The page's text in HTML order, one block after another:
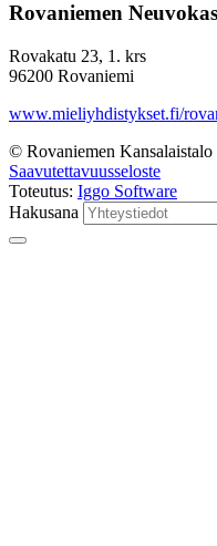
Rovaniemen Neuvokas
Rovakatu 23, 1. krs
96200 Rovaniemi
www.mieliyhdistykset.fi/
© Rovaniemen
Saavutettavuusseloste
Toteutus: Iggo Software
Hakusana